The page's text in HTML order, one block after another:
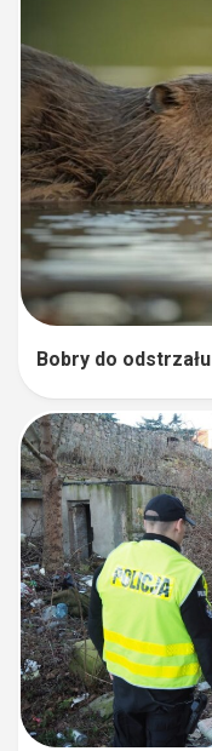
Bobry do odstrzału